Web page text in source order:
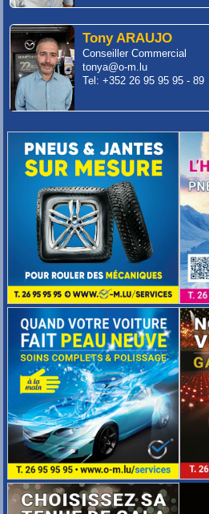
Tony ARAUJO
Conseiller Commercial
tonya@o-m.lu
Tel: +352 26 95 95 95 - 89